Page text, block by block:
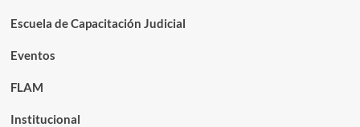
Escuela de Capacitación Judicial
Eventos
FLAM
Institucional